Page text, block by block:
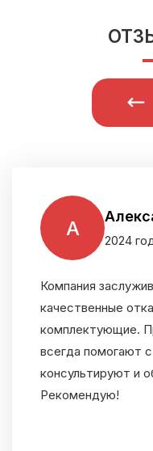
А
2024
Компания
качественные
комплектующие.
всегда помогают
консультируют и
Рекомендую!